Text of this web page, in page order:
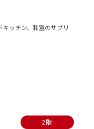
ッチン、和室のサブリ
2階